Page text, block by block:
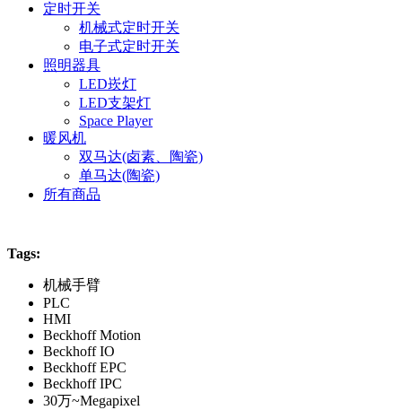
定时开关
机械式定时开关
电子式定时开关
照明器具
LED崁灯
LED支架灯
Space Player
暖风机
双马达(卤素、陶瓷)
单马达(陶瓷)
所有商品
Tags:
机械手臂
PLC
HMI
Beckhoff Motion
Beckhoff IO
Beckhoff EPC
Beckhoff IPC
30万~Megapixel